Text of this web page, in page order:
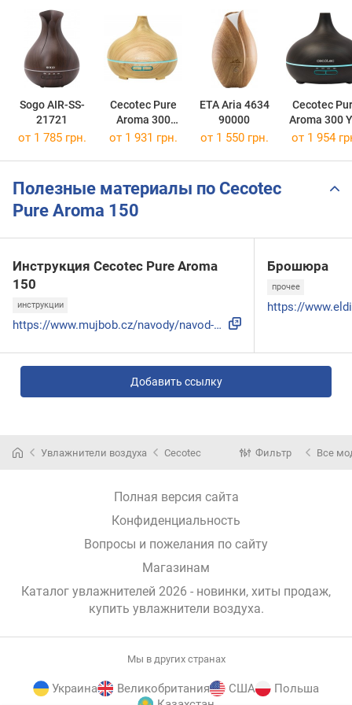
Sogo AIR-SS-
21721
Cecotec Pure
Aroma 300
Yang
ETA Aria 4634
90000
Cecotec
Aroma 300
от 1 785 грн. от 1 931 грн. от 1 550 грн. от 1 954
Полезные материалы по Cecotec
Pure Aroma 150
Инструкция Cecotec Pure Aroma
150
инструкции
https://www.mujbob.cz/navody/navod-na-pouziti-cecotec-pure-...
Брошюра
прочее
Добавить ссылку
Увлажнители воздуха Cecotec Фильтр Все
Полная версия сайта
Конфиденциальность
Вопросы и пожелания по сайту
Магазинам
Каталог увлажнителей 2026 - новинки, хиты продаж,
купить увлажнители воздуха.
Мы в других странах
Украина Великобритания США
Польша